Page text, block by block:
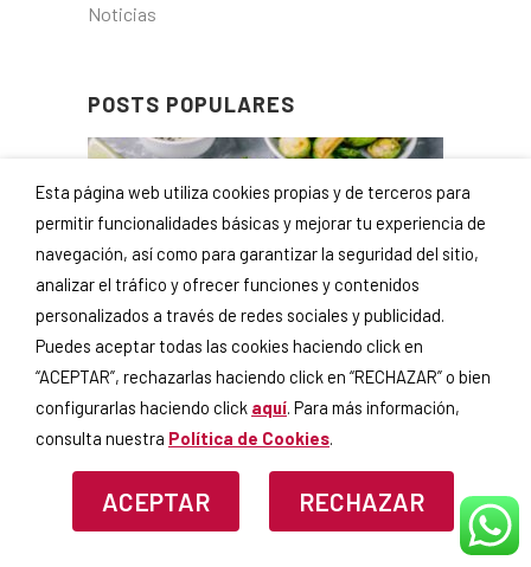
Noticias
POSTS POPULARES
CÓMO REALIZAR CENAS [...]
20 noviembre, 2025
Esta página web utiliza cookies propias y de terceros para
permitir funcionalidades básicas y mejorar tu experiencia de
navegación, así como para garantizar la seguridad del sitio,
analizar el tráfico y ofrecer funciones y contenidos
personalizados a través de redes sociales y publicidad.
Puedes aceptar todas las cookies haciendo click en
“ACEPTAR”, rechazarlas haciendo click en “RECHAZAR” o bien
configurarlas haciendo click aquí. Para más información,
consulta nuestra Política de Cookies.
ACEPTAR RECHAZAR